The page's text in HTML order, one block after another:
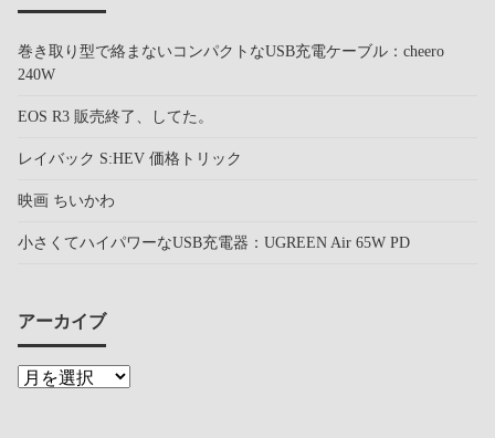
巻き取り型で絡まないコンパクトなUSB充電ケーブル：cheero
240W
EOS R3 販売終了、してた。
レイバック S:HEV 価格トリック
映画 ちいかわ
小さくてハイパワーなUSB充電器：UGREEN Air 65W PD
アーカイブ